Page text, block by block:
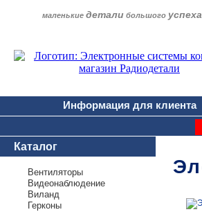
маленькие деталибольшого успеха
Информация для клиента
Каталог
Вентиляторы
Видеонаблюдение
Виланд
Герконы